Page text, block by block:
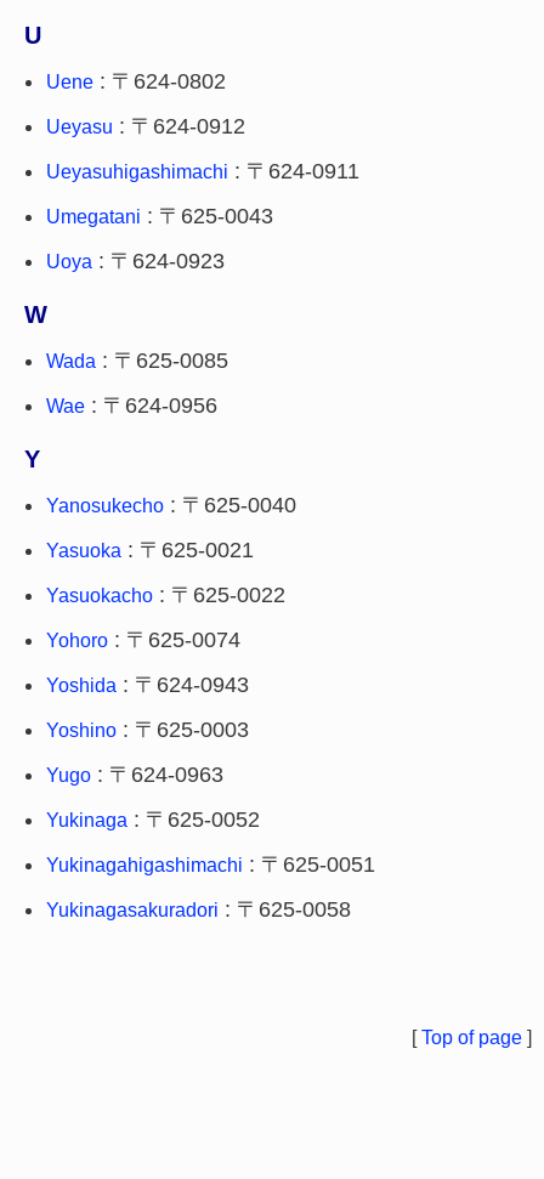
U
Uene : 〒624-0802
Ueyasu : 〒624-0912
Ueyasuhigashimachi : 〒624-0911
Umegatani : 〒625-0043
Uoya : 〒624-0923
W
Wada : 〒625-0085
Wae : 〒624-0956
Y
Yanosukecho : 〒625-0040
Yasuoka : 〒625-0021
Yasuokacho : 〒625-0022
Yohoro : 〒625-0074
Yoshida : 〒624-0943
Yoshino : 〒625-0003
Yugo : 〒624-0963
Yukinaga : 〒625-0052
Yukinagahigashimachi : 〒625-0051
Yukinagasakuradori : 〒625-0058
[Top of page ]